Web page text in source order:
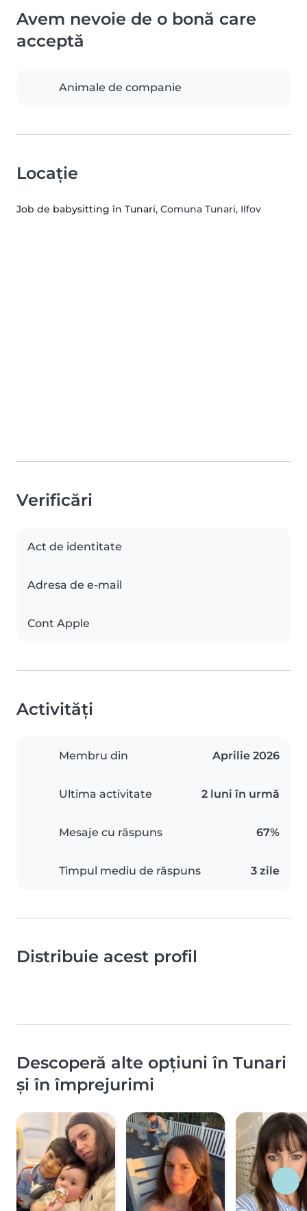
Avem nevoie de o bonă care
acceptă
Animale de companie
Locație
Job de babysitting în Tunari, Comuna Tunari, Ilfov
Verificări
Act de identitate
Adresa de e-mail
Cont Apple
Activități
Membru din Aprilie 2026
Ultima activitate 2 luni în urmă
Mesaje cu răspuns 67%
Timpul mediu de răspuns 3 zile
Distribuie acest profil
Descoperă alte opțiuni în Tunari
și în împrejurimi